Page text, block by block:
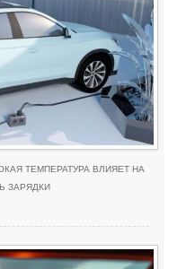
ТЕМПЕРАТУРА ВЛИЯЕТ НА
ЗАРЯДКИ